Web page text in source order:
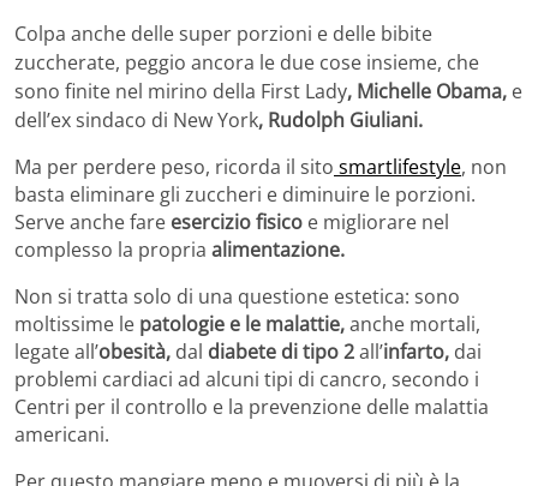
Colpa anche delle super porzioni e delle bibite
zuccherate, peggio ancora le due cose insieme, che
sono finite nel mirino della First Lady, Michelle Obama, e
dell’ex sindaco di New York, Rudolph Giuliani.
Ma per perdere peso, ricorda il sito smartlifestyle, non
basta eliminare gli zuccheri e diminuire le porzioni.
Serve anche fare esercizio fisico e migliorare nel
complesso la propria alimentazione.
Non si tratta solo di una questione estetica: sono
moltissime le patologie e le malattie,anche mortali,
legate all’obesità, dal diabete di tipo 2all’infarto, dai
problemi cardiaci ad alcuni tipi di cancro, secondo i
Centri per il controllo e la prevenzione delle malattia
americani.
Per questo mangiare meno e muoversi di più è la